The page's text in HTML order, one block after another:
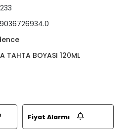
TAHTA BOYASI 120ML
Fiyat Alarmı